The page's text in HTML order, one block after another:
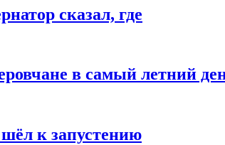
сказал, где
в самый летний
к запустению